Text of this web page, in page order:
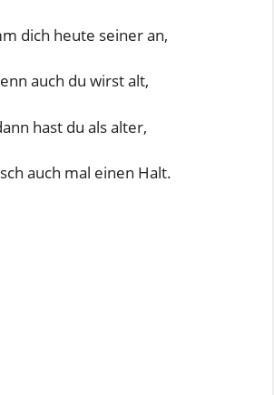
dich heute seiner an,
auch du wirst alt,
hast du als alter,
auch mal einen Halt.